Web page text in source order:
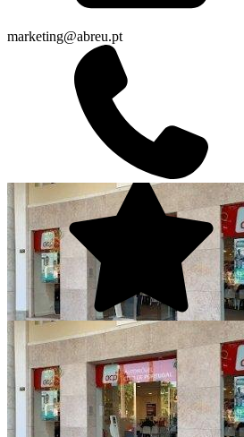
marketing@abreu.pt